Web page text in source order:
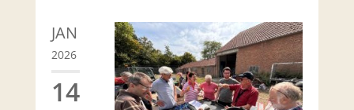
JAN
2026
14